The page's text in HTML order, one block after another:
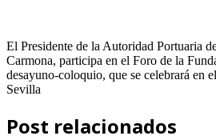
El Presidente de la Autoridad Portuaria
Carmona, participa en el Foro de la
desayuno-coloquio, que se celebrará en
Sevilla
Post relacionados